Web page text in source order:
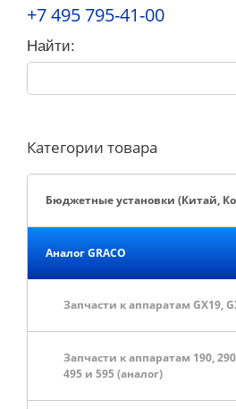
+7 495 795-41-00
Найти:
Категории товара
Бюджетные установки (Китай,
Аналог GRACO
Запчасти к аппаратам GX19,
Запчасти к аппаратам 190,
495 и 595 (аналог)